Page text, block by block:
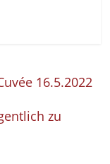
16.5.2022
zu